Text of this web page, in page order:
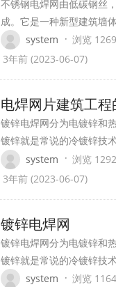
不锈钢电焊网由低碳钢丝
成。它是一种新型建筑墙
墙，制作各种承重墙，非
system · 浏览 1269
3年前 (2023-06-07)
电焊网片建筑工程
镀锌电焊网分为电镀锌和
镀锌就是常说的冷镀锌技
经过除锈，呈现出无污、
入专门的电镀槽里的阴极
锌层的方法。
system · 浏览 1292
3年前 (2023-06-07)
镀锌电焊网
镀锌电焊网分为电镀锌和
镀锌就是常说的冷镀锌技
经过除锈，呈现出无污、
system · 浏览 1164